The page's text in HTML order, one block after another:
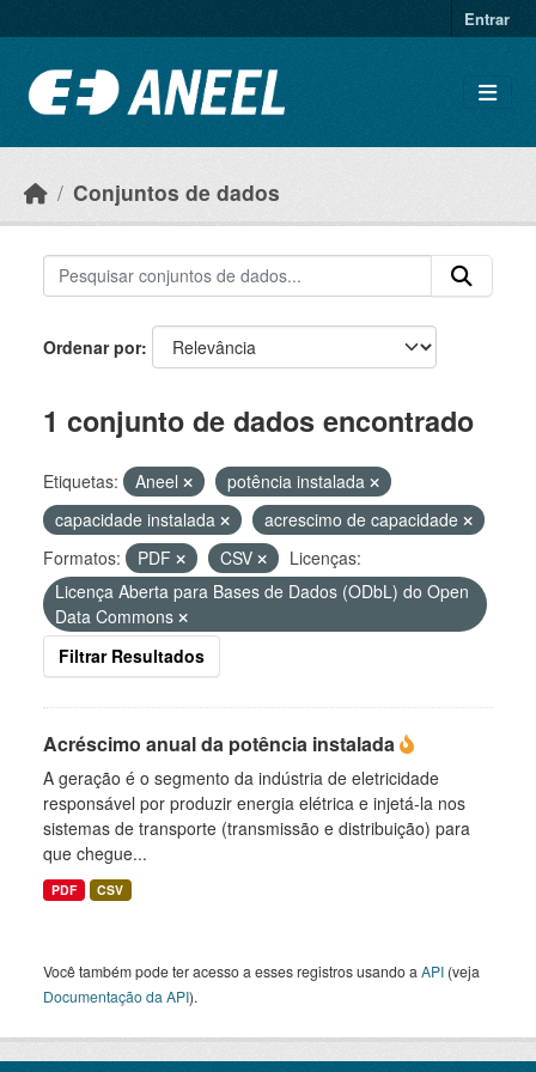
Entrar
Conjuntos de dados
Ordenar por
1 conjunto de dados encontrado
Etiquetas: Aneel
potência instalada
capacidade instalada
acrescimo de capacidade
Formatos:
PDF CSV
Licenças:
Licença Aberta para Bases de Dados (ODbL) do Open
Data Commons
Filtrar Resultados
Acréscimo anual da potência instalada
A geração é o segmento da indústria de eletricidade
responsável por produzir energia elétrica e injetá-la nos
sistemas de transporte (transmissão e distribuição) para
que chegue...
PDF CSV
Você também pode ter acesso a esses registros usando a API (veja
Documentação da API).